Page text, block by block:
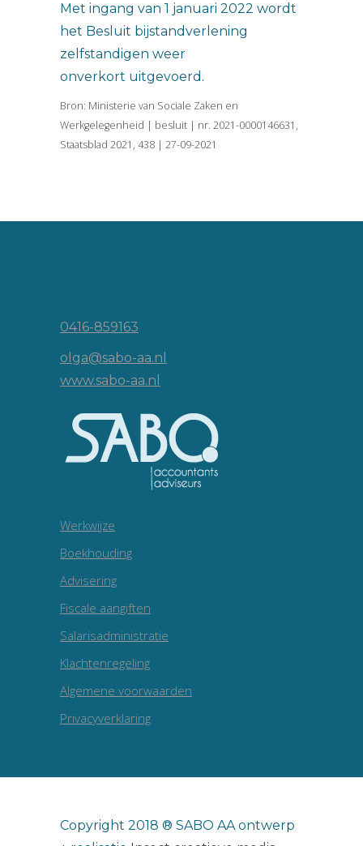
Met ingang van 1 januari 2022 wordt
het Besluit bijstandverlening
zelfstandigen weer
onverkort uitgevoerd.
Bron: Ministerie van Sociale Zaken en
Werkgelegenheid | besluit | nr. 2021-0000146631,
Staatsblad 2021, 438 | 27-09-2021
0416-859163
olga@sabo-aa.nl
www.sabo-aa.nl
Werkwijze
Boekhouding
Advisering
Fiscale aangiften
Salarisadministratie
Klachtenregeling
Algemene voorwaarden
Privacyverklaring
Copyright 2018 ® SABO AA ontwerp